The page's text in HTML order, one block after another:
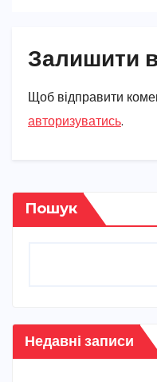
Залишити
Щоб відправити
авторизуватись.
Пошук
Недавні записи